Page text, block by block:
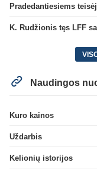
Naudingos
Kuro kainos
Uždarbis
Kelionių istorijos